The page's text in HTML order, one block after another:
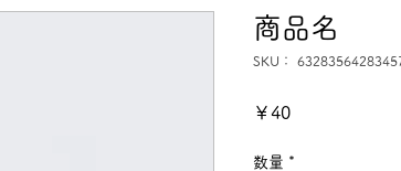
商品名
SKU：
￥40価
数量 *